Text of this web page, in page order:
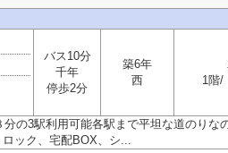
バス10分
千年
停歩2分
築6年
西
1階/
の3駅利用可能各駅まで平坦な道のりな
ック、宅配BOX、シ...